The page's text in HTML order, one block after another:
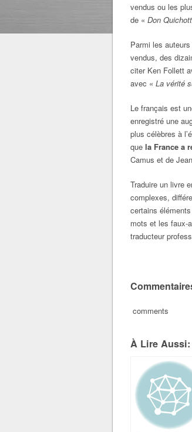
vendus ou les
de « Don
Parmi les
vendus, des
citer Ken Follett
avec « La vérité
Le français est
enregistré une
plus célèbres à
que la France a
Camus et de
Traduire un livre
complexes,
certains
mots et les faux-
traducteur
comments
À Lire Aussi: